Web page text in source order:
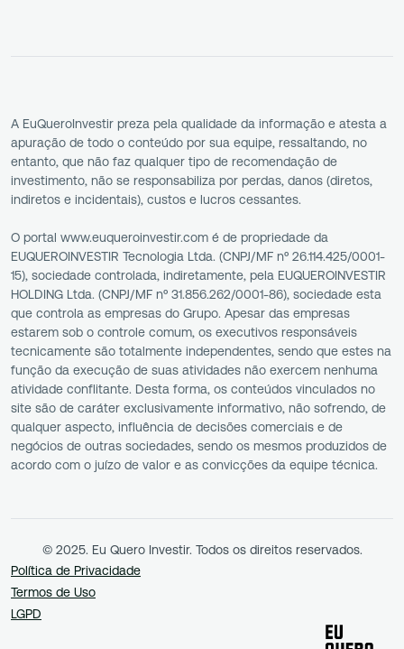
A EuQueroInvestir preza pela qualidade da informação e atesta a
apuração de todo o conteúdo por sua equipe, ressaltando, no
entanto, que não faz qualquer tipo de recomendação de
investimento, não se responsabiliza por perdas, danos (diretos,
indiretos e incidentais), custos e lucros cessantes.
O portal www.euqueroinvestir.com é de propriedade da
EUQUEROINVESTIR Tecnologia Ltda. (CNPJ/MF nº 26.114.425/0001-
15), sociedade controlada, indiretamente, pela EUQUEROINVESTIR
HOLDING Ltda. (CNPJ/MF nº 31.856.262/0001-86), sociedade esta
que controla as empresas do Grupo. Apesar das empresas
estarem sob o controle comum, os executivos responsáveis
tecnicamente são totalmente independentes, sendo que estes na
função da execução de suas atividades não exercem nenhuma
atividade conflitante. Desta forma, os conteúdos vinculados no
site são de caráter exclusivamente informativo, não sofrendo, de
qualquer aspecto, influência de decisões comerciais e de
negócios de outras sociedades, sendo os mesmos produzidos de
acordo com o juízo de valor e as convicções da equipe técnica.
© 2025. Eu Quero Investir. Todos os direitos reservados.
Política de Privacidade
Termos de Uso
LGPD